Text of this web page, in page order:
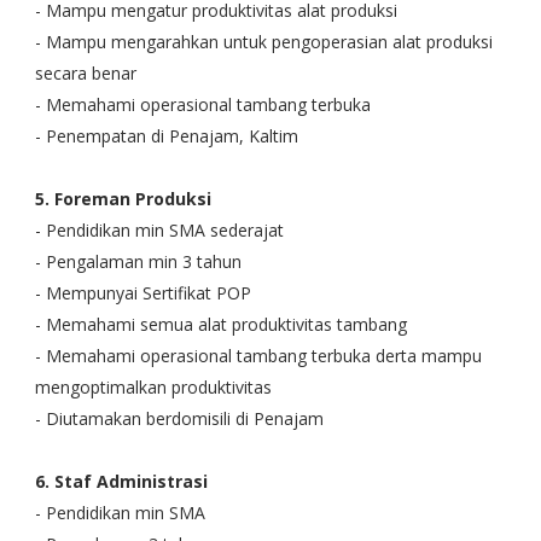
- Mampu mengatur produktivitas alat produksi
- Mampu mengarahkan untuk pengoperasian alat produksi
secara benar
- Memahami operasional tambang terbuka
- Penempatan di Penajam, Kaltim
5. Foreman Produksi
- Pendidikan min SMA sederajat
- Pengalaman min 3 tahun
- Mempunyai Sertifikat POP
- Memahami semua alat produktivitas tambang
- Memahami operasional tambang terbuka derta mampu
mengoptimalkan produktivitas
- Diutamakan berdomisili di Penajam
6. Staf Administrasi
- Pendidikan min SMA